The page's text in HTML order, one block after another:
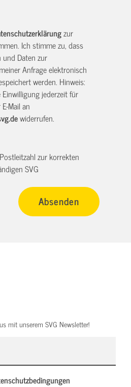
zur
Ich stimme zu, dass
und Daten zur
Anfrage elektronisch
werden. Hinweis:
jederzeit für
Mail an
widerrufen.
zur korrekten
SVG
mit unserem SVG Newsletter!